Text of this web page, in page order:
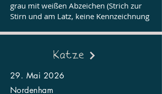
grau mit weißen Abzeichen (Strich zur
Stirn und am Latz, keine Kennzeichnung
Katze
29. Mai 2026
Nordenham